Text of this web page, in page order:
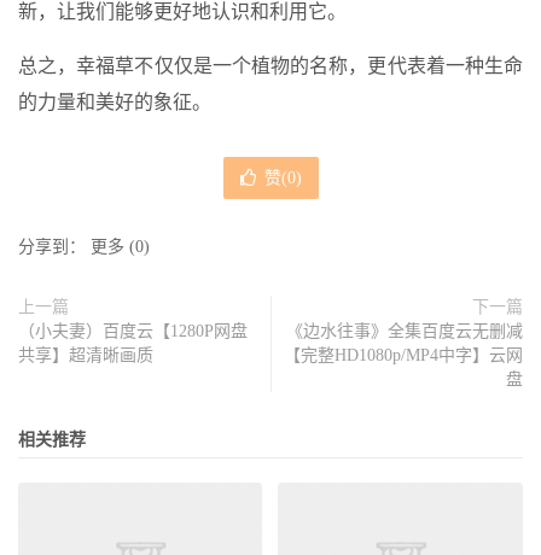
新，让我们能够更好地认识和利用它。
总之，幸福草不仅仅是一个植物的名称，更代表着一种生命
的力量和美好的象征。
赞(0)
分享到： 更多 (0)
上一篇
（小夫妻）百度云【1280P网盘
共享】超清晰画质
下一篇
《边水往事》全集百度云无删减
【完整HD1080p/MP4中字】云网
盘
相关推荐